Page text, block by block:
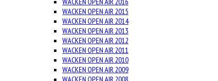
WACKEN OPEN AIR 2015
WACKEN OPEN AIR 2014
WACKEN OPEN AIR 2013
WACKEN OPEN AIR 2012
WACKEN OPEN AIR 2011
WACKEN OPEN AIR 2010
WACKEN OPEN AIR 2009
WACKEN OPEN AIR 2008